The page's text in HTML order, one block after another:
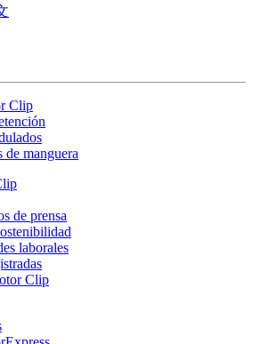
Clip
de manguera
de prensa
laborales
Clip